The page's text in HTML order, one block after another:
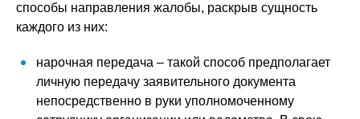
способы направления жалобы, раскрыв сущность
каждого из них:
нарочная передача – такой способ предполагает
личную передачу заявительного документа
непосредственно в руки уполномоченному